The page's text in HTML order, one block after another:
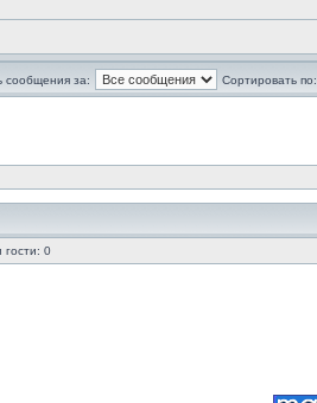
сообщения за: Сортировать по:
гости: 0